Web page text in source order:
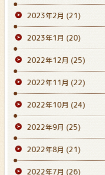
2023年2月 (21)
2023年1月 (20)
2022年12月 (25)
2022年11月 (22)
2022年10月 (24)
2022年9月 (25)
2022年8月 (21)
2022年7月 (26)